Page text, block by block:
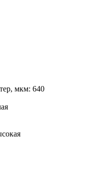
мкм: 640